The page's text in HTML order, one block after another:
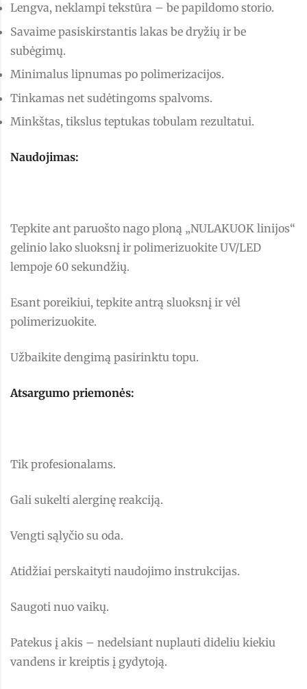
Lengva, neklampi tekstūra – be papildomo storio.
Savaime pasiskirstantis lakas be dryžių ir be
subėgimų.
Minimalus lipnumas po polimerizacijos.
Tinkamas net sudėtingoms spalvoms.
Minkštas, tikslus teptukas tobulam rezultatui.
Naudojimas:
Tepkite ant paruošto nago ploną „NULAKUOK linijos“
gelinio lako sluoksnį ir polimerizuokite UV/LED
lempoje 60 sekundžių.
Esant poreikiui, tepkite antrą sluoksnį ir vėl
polimerizuokite.
Užbaikite dengimą pasirinktu topu.
Atsargumo priemonės:
Tik profesionalams.
Gali sukelti alerginę reakciją.
Vengti sąlyčio su oda.
Atidžiai perskaityti naudojimo instrukcijas.
Saugoti nuo vaikų.
Patekus į akis – nedelsiant nuplauti dideliu kiekiu
vandens ir kreiptis į gydytoją.